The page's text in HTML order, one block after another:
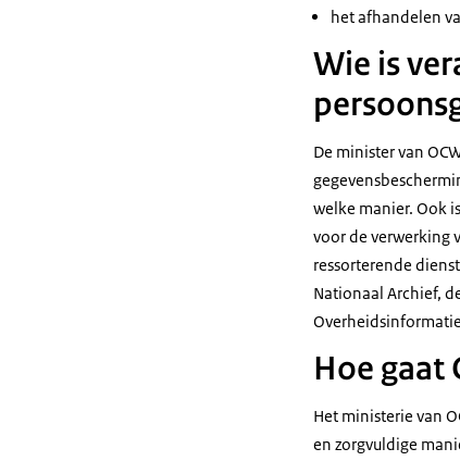
het afhandelen
Wie is
De minister van
welke manier. Ook
voor de verwerking
ressorterende
Nationaal Archief,
Hoe gaat
Het ministerie van
en zorgvuldige